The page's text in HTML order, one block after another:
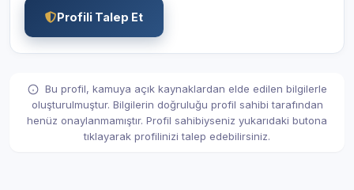
Profili Talep Et
Bu profil, kamuya açık kaynaklardan elde edilen bilgilerle
oluşturulmuştur. Bilgilerin doğruluğu profil sahibi tarafından
henüz onaylanmamıştır. Profil sahibiyseniz yukarıdaki butona
tıklayarak profilinizi talep edebilirsiniz.